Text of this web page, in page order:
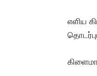
எளிய